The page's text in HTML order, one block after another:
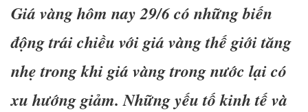
Giá vàng hôm nay 29/6 có những biến
động trái chiều với giá vàng thế giới tăng
nhẹ trong khi giá vàng trong nước lại có
xu hướng giảm. Những yếu tố kinh tế và